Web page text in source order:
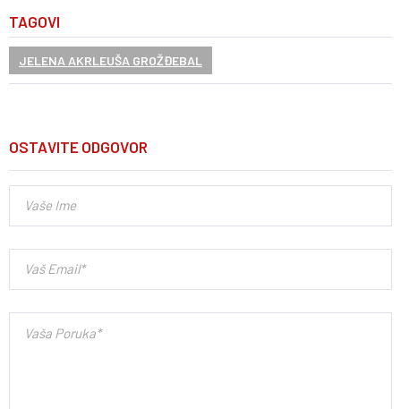
TAGOVI
JELENA AKRLEUŠA GROŽĐEBAL
OSTAVITE ODGOVOR